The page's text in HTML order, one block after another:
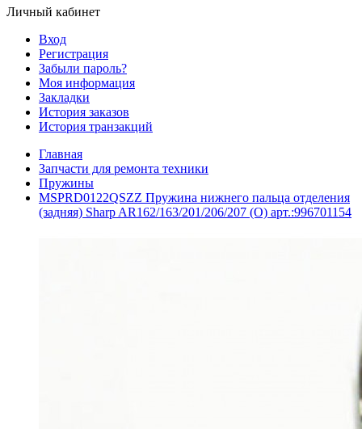
Личный кабинет
Вход
Регистрация
Забыли пароль?
Моя информация
Закладки
История заказов
История транзакций
Главная
Запчасти для ремонта техники
Пружины
MSPRD0122QSZZ Пружина нижнего пальца отделения
(задняя) Sharp AR162/163/201/206/207 (O) арт.:996701154